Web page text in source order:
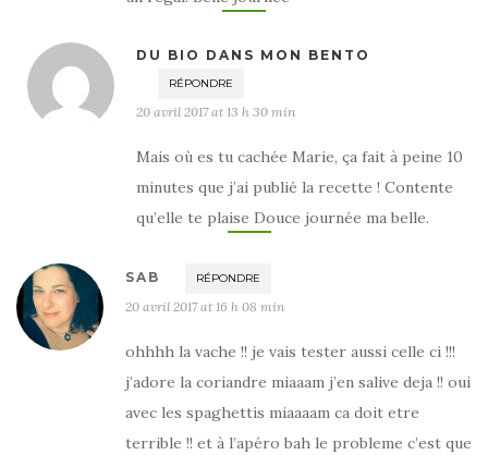
DU BIO DANS MON BENTO
RÉPONDRE
20 avril 2017 at 13 h 30 min
Mais où es tu cachée Marie, ça fait à peine 10
minutes que j’ai publié la recette ! Contente
qu’elle te plaise Douce journée ma belle.
SAB RÉPONDRE
20 avril 2017 at 16 h 08 min
ohhhh la vache !! je vais tester aussi celle ci !!!
j’adore la coriandre miaaam j’en salive deja !! oui
avec les spaghettis miaaaam ca doit etre
terrible !! et à l’apéro bah le probleme c’est que